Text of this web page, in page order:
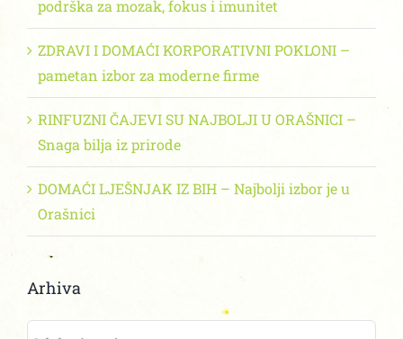
podrška za mozak, fokus i imunitet
ZDRAVI I DOMAĆI KORPORATIVNI POKLONI –
pametan izbor za moderne firme
RINFUZNI ČAJEVI SU NAJBOLJI U ORAŠNICI –
Snaga bilja iz prirode
DOMAĆI LJEŠNJAK IZ BIH – Najbolji izbor je u
Orašnici
Arhiva